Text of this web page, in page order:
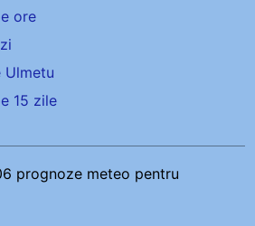
ore
Ulmetu
15 zile
prognoze meteo pentru